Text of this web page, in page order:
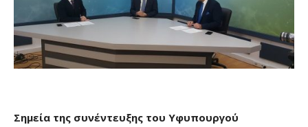
Σημεία της συνέντευξης του Υφυπουργού